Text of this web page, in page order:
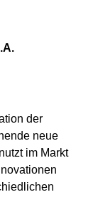
der
neue
im Markt